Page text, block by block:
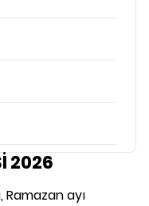
2026
Ramazan ayı